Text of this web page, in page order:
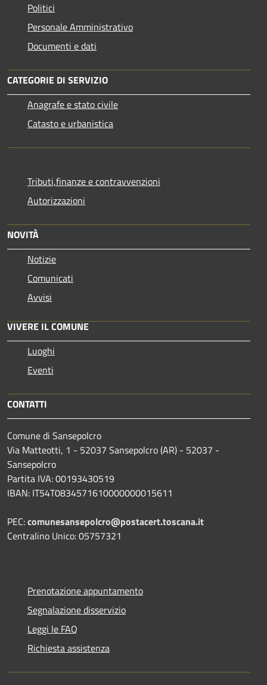
Politici
Personale Amministrativo
Documenti e dati
CATEGORIE DI SERVIZIO
Anagrafe e stato civile
Catasto e urbanistica
Tributi,finanze e contravvenzioni
Autorizzazioni
NOVITÀ
Notizie
Comunicati
Avvisi
VIVERE IL COMUNE
Luoghi
Eventi
CONTATTI
Comune di Sansepolcro
Via Matteotti, 1 - 52037 Sansepolcro (AR) - 52037 -
Sansepolcro
Partita IVA: 00193430519
IBAN: IT54T0834571610000000015611
PEC:comunesansepolcro@postacert.toscana.it
Centralino Unico: 05757321
Prenotazione appuntamento
Segnalazione disservizio
Leggi le FAQ
Richiesta assistenza